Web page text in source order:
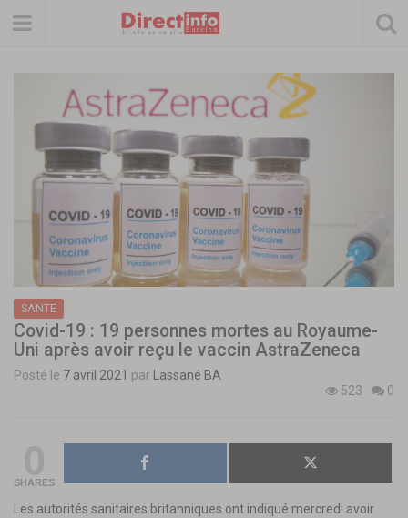
SANTE
Covid-19 : 19 personnes mortes au Royaume-
Uni après avoir reçu le vaccin AstraZeneca
Posté le 7 avril 2021 par
Lassané BA
523
0
SHARES
Les autorités sanitaires britanniques ont indiqué mercredi avoir